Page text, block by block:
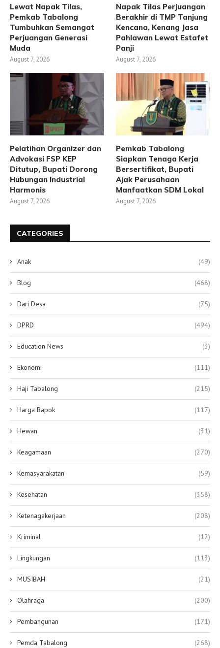
Lewat Napak Tilas,
Pemkab Tabalong
Tumbuhkan Semangat
Perjuangan Generasi
Muda
August 7, 2026
Napak Tilas Perjuangan
Berakhir di TMP Tanjung
Kencana, Kenang Jasa
Pahlawan Lewat Estafet
Panji
August 7, 2026
Pelatihan Organizer dan
Advokasi FSP KEP
Ditutup, Bupati Dorong
Hubungan Industrial
Harmonis
August 7, 2026
Pemkab Tabalong
Siapkan Tenaga Kerja
Bersertifikat, Bupati
Ajak Perusahaan
Manfaatkan SDM Lokal
August 7, 2026
CATEGORIES
Anak (49)
Blog (468)
Dari Desa (75)
DPRD (494)
Education News (3)
Ekonomi (111)
Haji Tabalong (215)
Harga Bapok (117)
Hewan (31)
Keagamaan (270)
Kemasyarakatan (59)
Kesehatan (358)
Ketenagakerjaan (208)
Kriminal (12)
Lingkungan (113)
MUSIBAH (21)
Olahraga (200)
Pembangunan (171)
Pemda Tabalong (268)